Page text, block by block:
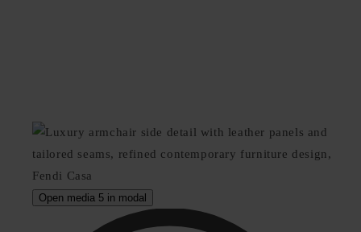
Open media 5 in modal